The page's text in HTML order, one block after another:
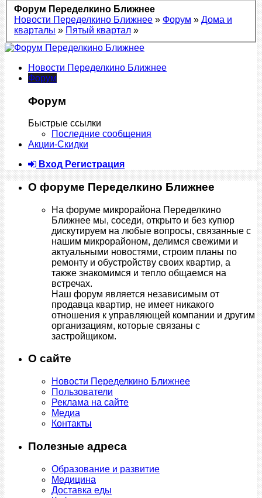
Форум Переделкино Ближнее
Новости Переделкино Ближнее » Форум » Дома и
кварталы » Пятый квартал »
Новости Переделкино Ближнее
Форум
Форум
Быстрые ссылки
Последние сообщения
Акции-Скидки
Вход Регистрация
О форуме Переделкино Ближнее
На форуме микрорайона Переделкино
Ближнее мы, соседи, открыто и без купюр
дискутируем на любые вопросы, связанные с
нашим микрорайоном, делимся свежими и
актуальными новостями, строим планы по
ремонту и обустройству своих квартир, а
также знакомимся и тепло общаемся на
встречах.
Наш форум является независимым от
продавца квартир, не имеет никакого
отношения к управляющей компании и другим
организациям, которые связаны с
застройщиком.
О сайте
Новости Переделкино Ближнее
Пользователи
Реклама на сайте
Медиа
Контакты
Полезные адреса
Образование и развитие
Медицина
Доставка еды